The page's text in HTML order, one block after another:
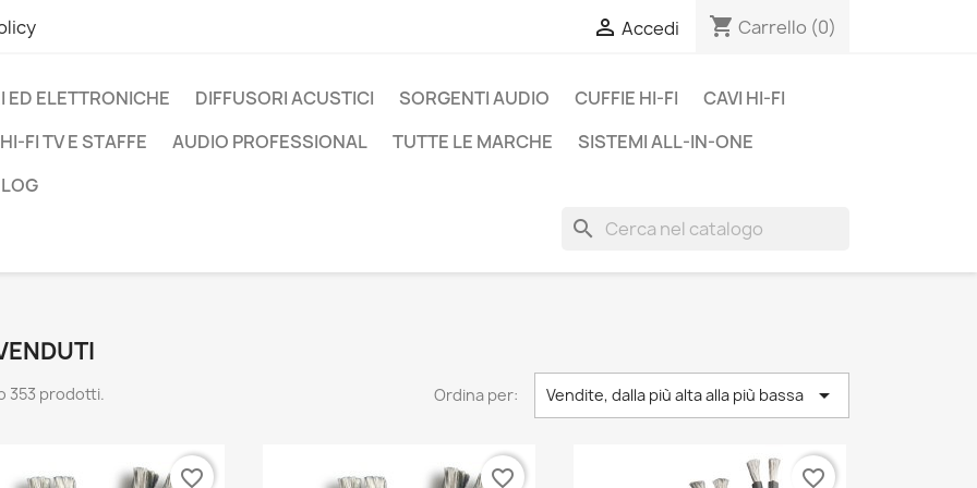
 Accedi shopping_cart Carrello (0)
ED ELETTRONICHE DIFFUSORI ACUSTICI SORGENTI AUDIO CUFFIE HI-FI
CAVI HI-FI
FI TV E STAFFE
AUDIO PROFESSIONAL TUTTE LE MARCHE
SISTEMI ALL-IN-ONE
search
353 prodotti. Ordina per: Vendite, dalla più alta alla più bassa 
favorite_border favorite_border favorite_border